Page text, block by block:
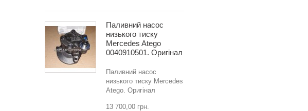
Паливний насос
низького тиску
Mercedes Atego
0040910501. Оригінал
Паливний насос
низького тиску Mercedes
Atego. Оригінал
13 700,00 грн.